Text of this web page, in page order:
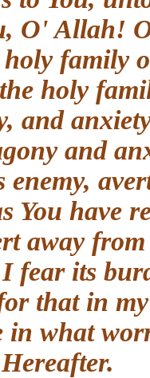
O'
holy
the holy
and
agony and
enemy,
You
away
I fear its
for that in
in what
Hereafter.